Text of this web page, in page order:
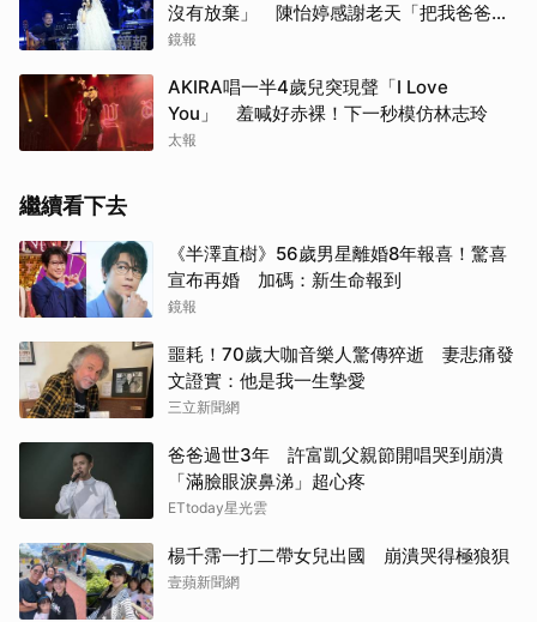
沒有放棄」 陳怡婷感謝老天「把我爸爸還
給我」
鏡報
AKIRA唱一半4歲兒突現聲「I Love
You」 羞喊好赤裸！下一秒模仿林志玲
太報
繼續看下去
《半澤直樹》56歲男星離婚8年報喜！驚喜
宣布再婚 加碼：新生命報到
鏡報
噩耗！70歲大咖音樂人驚傳猝逝 妻悲痛發
文證實：他是我一生摯愛
三立新聞網
爸爸過世3年 許富凱父親節開唱哭到崩潰
「滿臉眼淚鼻涕」超心疼
ETtoday星光雲
楊千霈一打二帶女兒出國 崩潰哭得極狼狽
壹蘋新聞網